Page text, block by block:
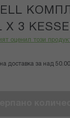
X 3
оценил този
доставка за над